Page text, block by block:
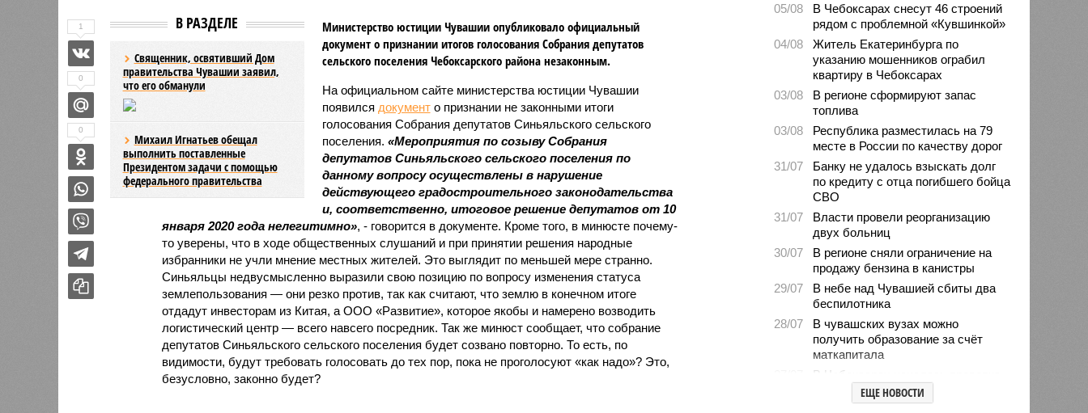
В РАЗДЕЛЕ
Священник, освятивший Дом
правительства Чувашии заявил,
что его обманули
Михаил Игнатьев обещал
выполнить поставленные
Президентом задачи с помощью
федерального правительства
Министерство юстиции Чувашии опубликовало официальный
документ о признании итогов голосования Собрания депутатов
сельского поселения Чебоксарского района незаконным.
На официальном сайте министерства юстиции Чувашии
появился документо признании не законными итоги
голосования Собрания депутатов Синьяльского сельского
поселения. «Мероприятия по созыву Собрания
депутатов Синьяльского сельского поселения по
данному вопросу осуществлены в нарушение
действующего градостроительного законодательства
и, соответственно, итоговое решение депутатов от 10
января 2020 года нелегитимно», - говорится в документе. Кроме того, в минюсте почему-
то уверены, что в ходе общественных слушаний и при принятии решения народные
избранники не учли мнение местных жителей. Это выглядит по меньшей мере странно.
Синьяльцы недвусмысленно выразили свою позицию по вопросу изменения статуса
землепользования — они резко против, так как считают, что землю в конечном итоге
отдадут инвесторам из Китая, а ООО «Развитие», которое якобы и намерено возводить
логистический центр — всего навсего посредник. Так же минюст сообщает, что собрание
депутатов Синьяльского сельского поселения будет созвано повторно. То есть, по
видимости, будут требовать голосовать до тех пор, пока не проголосуют «как надо»? Это,
безусловно, законно будет?
1
0
0
05/08
В Чебоксарах снесут 46 строений
рядом с проблемной «Кувшинкой»
04/08
Житель Екатеринбурга по
указанию мошенников ограбил
квартиру в Чебоксарах
03/08
В регионе сформируют запас
топлива
03/08
Республика разместилась на 79
месте в России по качеству дорог
31/07
Банку не удалось взыскать долг
по кредиту с отца погибшего бойца
СВО
31/07
Власти провели реорганизацию
двух больниц
30/07
В регионе сняли ограничение на
продажу бензина в канистры
29/07
В небе над Чувашией сбиты два
беспилотника
28/07
В чувашских вузах можно
получить образование за счёт
маткапитала
В Чебоксарах началась проверка
готовности школ и детсадов к
новому учебному году
ЕЩЕ НОВОСТИ